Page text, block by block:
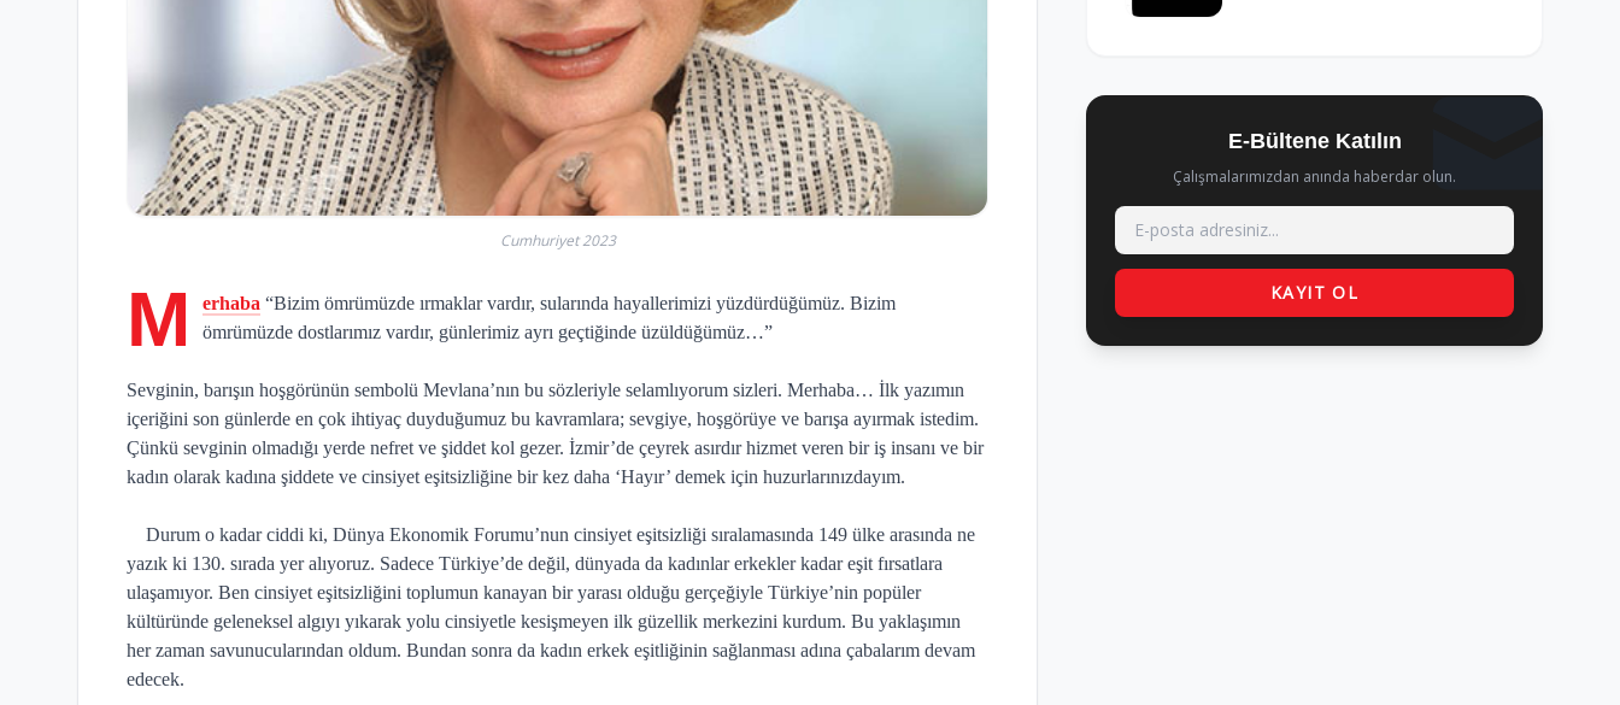
Cumhuriyet 2023
M erhaba “Bizim ömrümüzde ırmaklar vardır, sularında hayallerimizi yüzdürdüğümüz. Bizim
ömrümüzde dostlarımız vardır, günlerimiz ayrı geçtiğinde üzüldüğümüz…”
Sevginin, barışın hoşgörünün sembolü Mevlana’nın bu sözleriyle selamlıyorum sizleri. Merhaba… İlk yazımın
içeriğini son günlerde en çok ihtiyaç duyduğumuz bu kavramlara; sevgiye, hoşgörüye ve barışa ayırmak istedim.
Çünkü sevginin olmadığı yerde nefret ve şiddet kol gezer. İzmir’de çeyrek asırdır hizmet veren bir iş insanı ve bir
kadın olarak kadına şiddete ve cinsiyet eşitsizliğine bir kez daha ‘Hayır’ demek için huzurlarınızdayım.
Durum o kadar ciddi ki, Dünya Ekonomik Forumu’nun cinsiyet eşitsizliği sıralamasında 149 ülke arasında ne
yazık ki 130. sırada yer alıyoruz. Sadece Türkiye’de değil, dünyada da kadınlar erkekler kadar eşit fırsatlara
ulaşamıyor. Ben cinsiyet eşitsizliğini toplumun kanayan bir yarası olduğu gerçeğiyle Türkiye’nin popüler
kültüründe geleneksel algıyı yıkarak yolu cinsiyetle kesişmeyen ilk güzellik merkezini kurdum. Bu yaklaşımın
her zaman savunucularından oldum. Bundan sonra da kadın erkek eşitliğinin sağlanması adına çabalarım devam
edecek.
E-Bültene Katılın
Çalışmalarımızdan anında haberdar olun.
KAYIT OL